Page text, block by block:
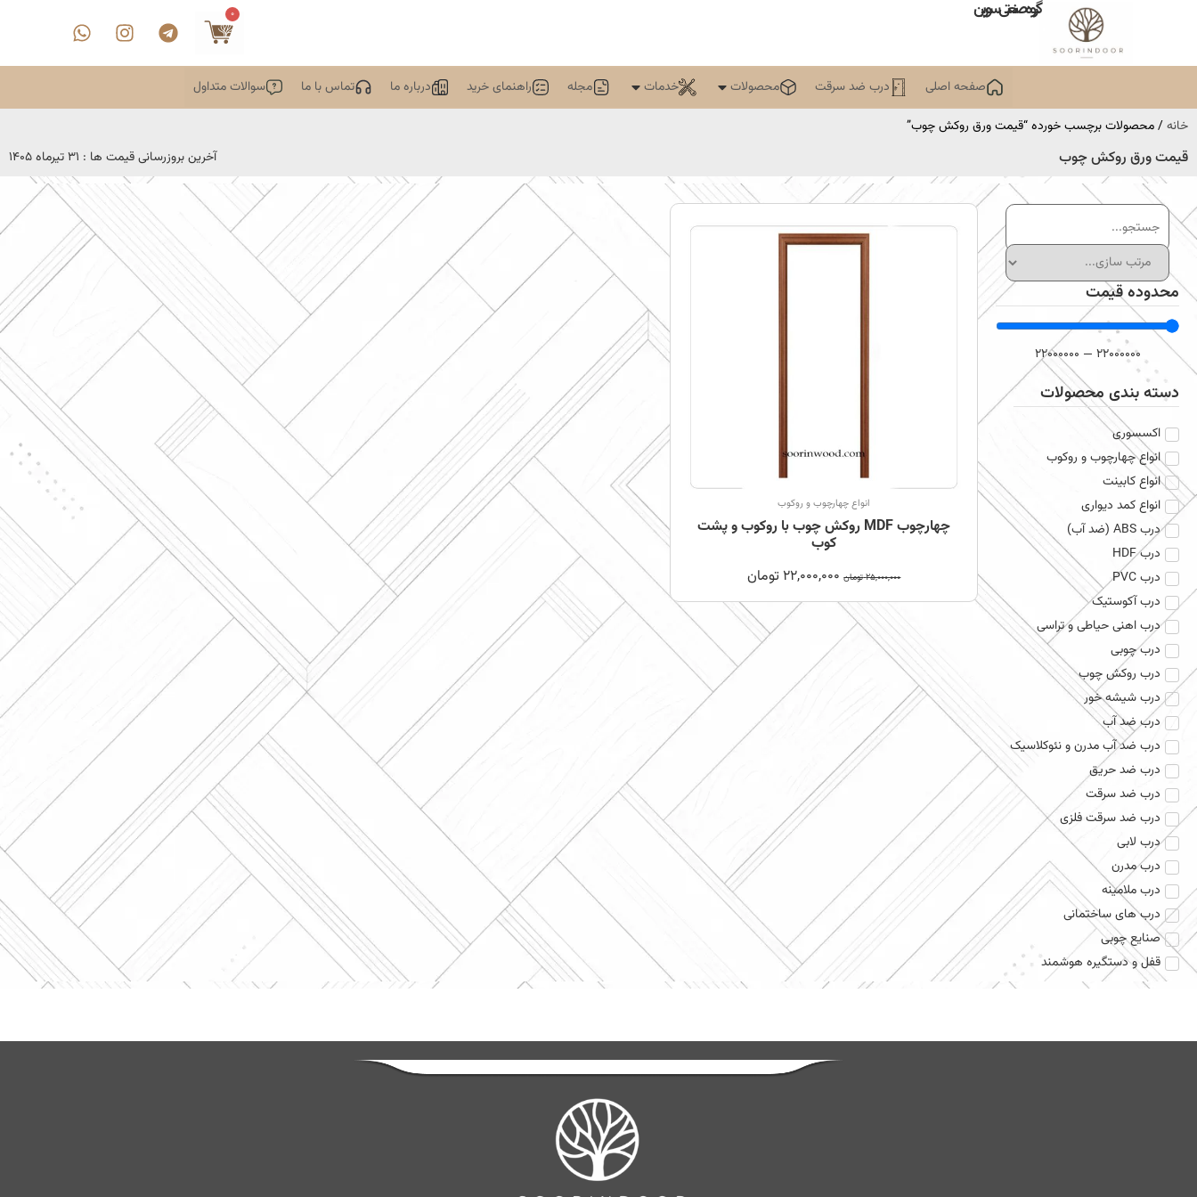
گروه صنعتی سورین 0
صفحه اصلی درب ضد سرقت محصولات خدمات مجله راهنمای خرید درباره ما تماس با ما
سوالات متداول
خانه/ محصولات برچسب خورده “قیمت ورق روکش چوب”
قیمت ورق روکش چوب آخرین بروزرسانی قیمت ها : 31 تیرماه 1405
محدوده قیمت
22000000
—
22000000
دسته بندی محصولات
اکسسوری
انواع چهارچوب و روکوب
انواع کابینت
انواع کمد دیواری
درب ABS (ضد آب)
درب HDF
درب PVC
درب آکوستیک
درب اهنی حیاطی و تراسی
درب چوبی
درب روکش چوب
درب شیشه خور
درب ضد آب
درب ضد آب مدرن و نئوکلاسیک
درب ضد حریق
درب ضد سرقت
درب ضد سرقت فلزی
درب لابی
درب مدرن
درب ملامینه
درب های ساختمانی
صنایع چوبی
قفل و دستگیره هوشمند
انواع چهارچوب و روکوب
چهارچوب MDF روکش چوب با روکوب و پشت
کوب
25,000,000 تومان 22,000,000 تومان